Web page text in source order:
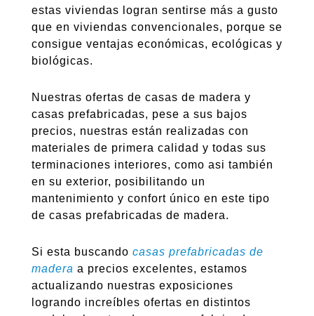
estas viviendas logran sentirse más a gusto
que en viviendas convencionales, porque se
consigue ventajas económicas, ecológicas y
biológicas.
Nuestras ofertas de casas de madera y
casas prefabricadas, pese a sus bajos
precios, nuestras están realizadas con
materiales de primera calidad y todas sus
terminaciones interiores, como asi también
en su exterior, posibilitando un
mantenimiento y confort único en este tipo
de casas prefabricadas de madera.
Si esta buscando casas prefabricadas de
madera a precios excelentes, estamos
actualizando nuestras exposiciones
logrando increíbles ofertas en distintos